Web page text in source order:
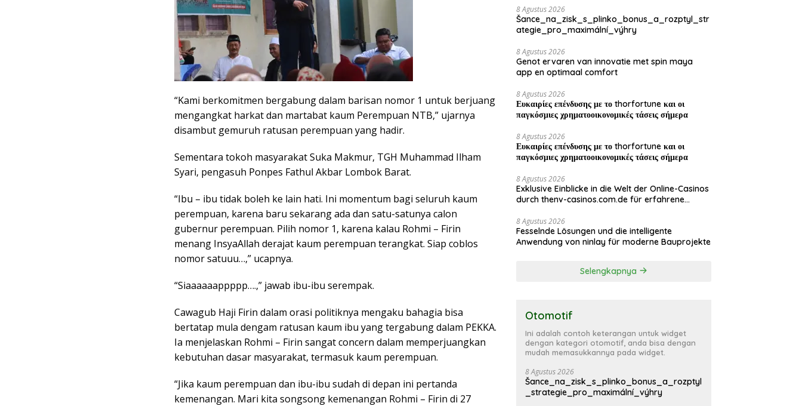
“Kami berkomitmen bergabung dalam barisan nomor 1 untuk berjuang
mengangkat harkat dan martabat kaum Perempuan NTB,” ujarnya
disambut gemuruh ratusan perempuan yang hadir.
Sementara tokoh masyarakat Suka Makmur, TGH Muhammad Ilham
Syari, pengasuh Ponpes Fathul Akbar Lombok Barat.
“Ibu – ibu tidak boleh ke lain hati. Ini momentum bagi seluruh kaum
perempuan, karena baru sekarang ada dan satu-satunya calon
gubernur perempuan. Pilih nomor 1, karena kalau Rohmi – Firin
menang InsyaAllah derajat kaum perempuan terangkat. Siap coblos
nomor satuuu…,” ucapnya.
“Siaaaaaappppp….,” jawab ibu-ibu serempak.
Cawagub Haji Firin dalam orasi politiknya mengaku bahagia bisa
bertatap mula dengam ratusan kaum ibu yang tergabung dalam PEKKA.
Ia menjelaskan Rohmi – Firin sangat concern dalam memperjuangkan
kebutuhan dasar masyarakat, termasuk kaum perempuan.
“Jika kaum perempuan dan ibu-ibu sudah di depan ini pertanda
kemenangan. Mari kita songsong kemenangan Rohmi – Firin di 27
8 Agustus 2026
Šance_na_zisk_s_plinko_bonus_a_rozptyl_str
ategie_pro_maximální_výhry
8 Agustus 2026
Genot ervaren van innovatie met spin maya
app en optimaal comfort
8 Agustus 2026
Ευκαιρίες επένδυσης με το thorfortune και οι
παγκόσμιες χρηματοοικονομικές τάσεις σήμερα
8 Agustus 2026
Ευκαιρίες επένδυσης με το thorfortune και οι
παγκόσμιες χρηματοοικονομικές τάσεις σήμερα
8 Agustus 2026
Exklusive Einblicke in die Welt der Online-Casinos
durch thenv-casinos.com.de für erfahrene
8 Agustus 2026
Fesselnde Lösungen und die intelligente
Anwendung von ninlay für moderne Bauprojekte
Selengkapnya
Otomotif
Ini adalah contoh keterangan untuk widget
dengan kategori otomotif, anda bisa dengan
mudah memasukkannya pada widget.
8 Agustus 2026
Šance_na_zisk_s_plinko_bonus_a_rozptyl
_strategie_pro_maximální_výhry